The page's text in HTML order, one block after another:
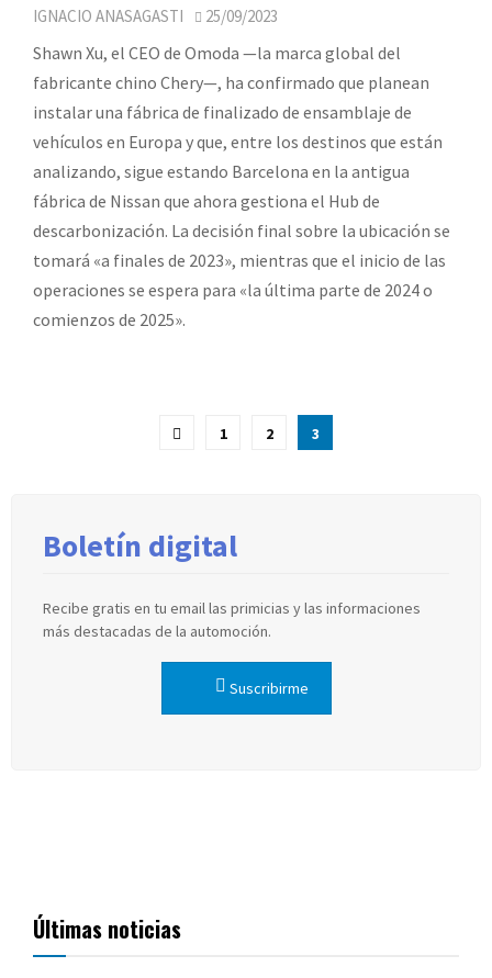
IGNACIO ANASAGASTI 25/09/2023
Shawn Xu, el CEO de Omoda —la marca global del
fabricante chino Chery—, ha confirmado que planean
instalar una fábrica de finalizado de ensamblaje de
vehículos en Europa y que, entre los destinos que están
analizando, sigue estando Barcelona en la antigua
fábrica de Nissan que ahora gestiona el Hub de
descarbonización. La decisión final sobre la ubicación se
tomará «a finales de 2023», mientras que el inicio de las
operaciones se espera para «la última parte de 2024 o
comienzos de 2025».
Paginación
1 2 3
Boletín digital
Recibe gratis en tu email las primicias y las informaciones
más destacadas de la automoción.
Suscribirme
Últimas noticias